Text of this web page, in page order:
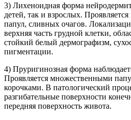
3) Лихеноидная форма
детей, так и взрослых.
папул, сливных очагов.
верхняя часть грудной клетки,
стойкий белый дермографизм,
пигментации.
4) Пруригинозная форма
Проявляется множественными
корочками. В патологический
разгибательные поверхности
передняя поверхность живота.